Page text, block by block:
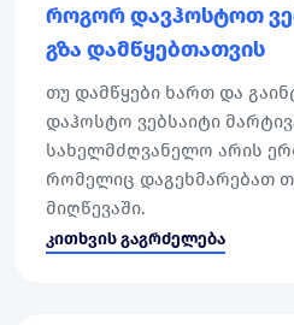
როგორ დავჰოსტოთ
გზა დამწყებთათვის
თუ დამწყები ხართ და
დაჰოსტო ვებსაიტი
სახელმძღვანელო არის
რომელიც დაგეხმარებათ
მიღწევაში.
კითხვის გაგრძელება